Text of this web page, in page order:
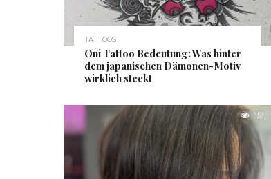
TATTOOS
Oni Tattoo Bedeutung: Was hinter
dem japanischen Dämonen-Motiv
wirklich steckt
151